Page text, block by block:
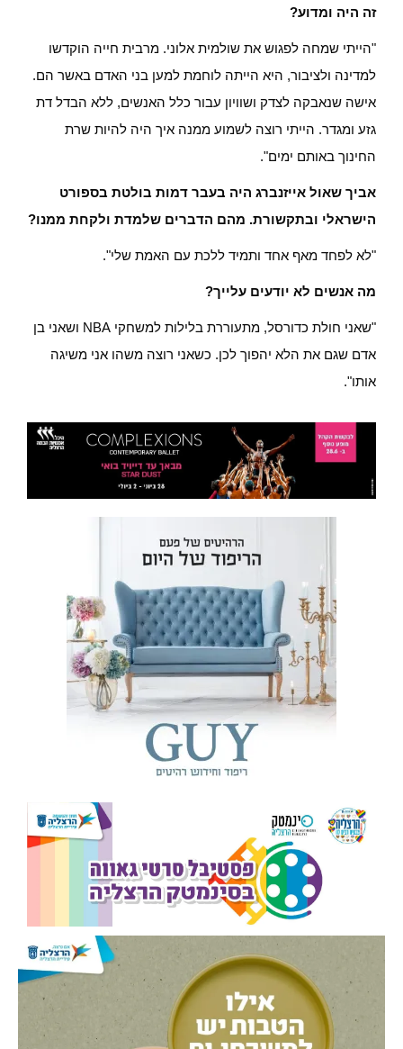
זה היה ומדוע?
"הייתי שמחה לפגוש את שולמית אלוני. מרבית חייה הוקדשו
למדינה ולציבור, היא הייתה לוחמת למען בני האדם באשר הם.
אישה שנאבקה לצדק ושוויון עבור כלל האנשים, ללא הבדל דת
גזע ומגדר. הייתי רוצה לשמוע ממנה איך היה להיות שרת
החינוך באותם ימים".
אביך שאול אייזנברג היה בעבר דמות בולטת בספורט
הישראלי ובתקשורת. מהם הדברים שלמדת ולקחת ממנו?
"לא לפחד מאף אחד ותמיד ללכת עם האמת שלי".
מה אנשים לא יודעים עלייך?
"שאני חולת כדורסל, מתעוררת בלילות למשחקי NBA ושאני בן
אדם שגם את הלא יהפוך לכן. כשאני רוצה משהו אני משיגה
אותו".